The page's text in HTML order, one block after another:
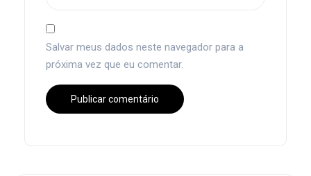
Salvar meus dados neste navegador para a
próxima vez que eu comentar.